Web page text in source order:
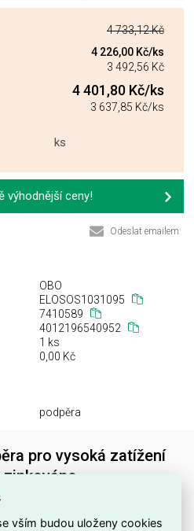
4 733,12 Kč
4 226,00 Kč/ks
3 492,56 Kč
4 401,80 Kč/ks
3 637,85 Kč/ks
ks
výhodnější ceny!
Odeslat emailem
OBO
ELOSOS1031095
7410589
4012196540952
1 ks
0,00 Kč
podpěra
pro vysoká zatížení
195 najdete v
Příslušenství, Úložné
vším budou uloženy cookies